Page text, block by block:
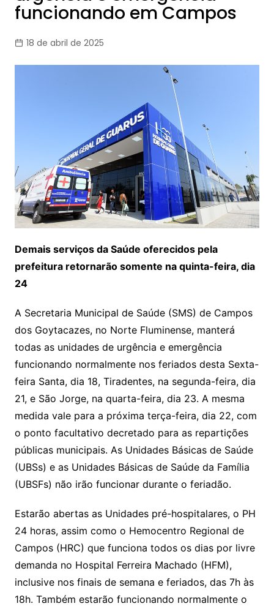
funcionando em Campos
18 de abril de 2025
Demais serviços da Saúde oferecidos pela
prefeitura retornarão somente na quinta-feira, dia
24
A Secretaria Municipal de Saúde (SMS) de Campos
dos Goytacazes, no Norte Fluminense, manterá
todas as unidades de urgência e emergência
funcionando normalmente nos feriados desta Sexta-
feira Santa, dia 18, Tiradentes, na segunda-feira, dia
21, e São Jorge, na quarta-feira, dia 23. A mesma
medida vale para a próxima terça-feira, dia 22, com
o ponto facultativo decretado para as repartições
públicas municipais. As Unidades Básicas de Saúde
(UBSs) e as Unidades Básicas de Saúde da Família
(UBSFs) não irão funcionar durante o feriadão.
Estarão abertas as Unidades pré-hospitalares, o PH
24 horas, assim como o Hemocentro Regional de
Campos (HRC) que funciona todos os dias por livre
demanda no Hospital Ferreira Machado (HFM),
inclusive nos finais de semana e feriados, das 7h às
18h. Também estarão funcionando normalmente o